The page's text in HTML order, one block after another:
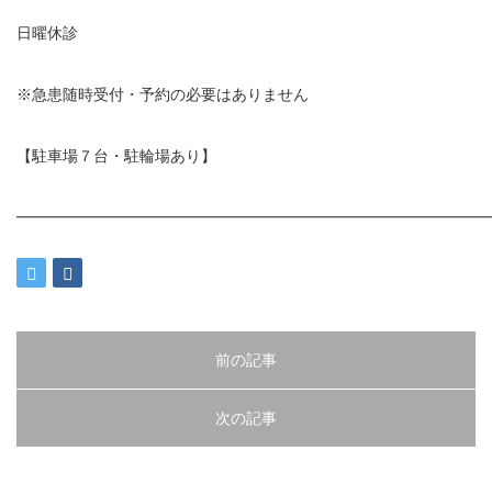
日曜休診
※急患随時受付・予約の必要はありません
【駐車場７台・駐輪場あり】
━━━━━━━━━━━━━━━━━━━━━━━━━━━━━━━
前の記事
次の記事